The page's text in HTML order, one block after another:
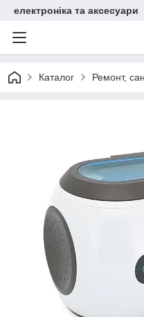
електроніка та аксесуари
Каталог Ремонт,